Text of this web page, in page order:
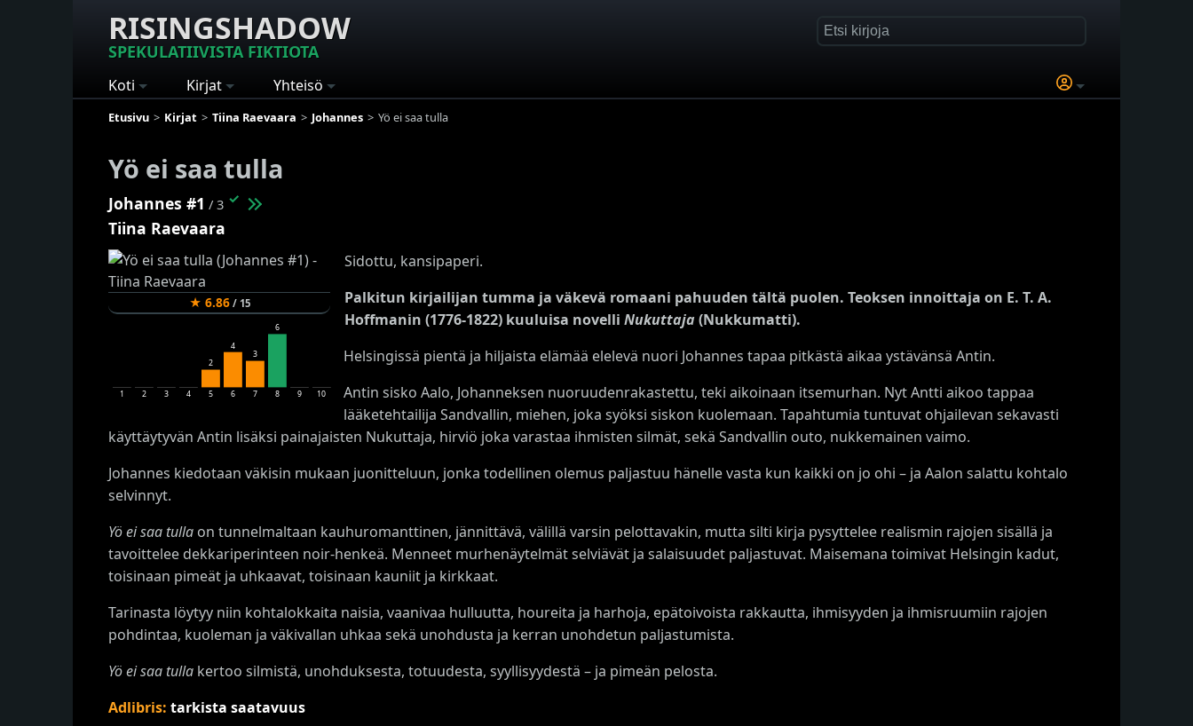
RISINGSHADOW
SPEKULATIIVISTA FIKTIOTA
Koti Kirjat Yhteisö
Etusivu Kirjat Tiina Raevaara Johannes Yö ei saa tulla
Yö ei saa tulla
Johannes #1 / 3 ✓
Tiina Raevaara
★ 6.86/ 15
1 2 3 4
2
5
4
6
3
7
6
8 9 10
Sidottu, kansipaperi.
Palkitun kirjailijan tumma ja väkevä romaani pahuuden tältä puolen. Teoksen innoittaja on E. T. A.
Hoffmanin (1776-1822) kuuluisa novelli Nukuttaja(Nukkumatti).
Helsingissä pientä ja hiljaista elämää elelevä nuori Johannes tapaa pitkästä aikaa ystävänsä Antin.
Antin sisko Aalo, Johanneksen nuoruudenrakastettu, teki aikoinaan itsemurhan. Nyt Antti aikoo tappaa
lääketehtailija Sandvallin, miehen, joka syöksi siskon kuolemaan. Tapahtumia tuntuvat ohjailevan sekavasti
käyttäytyvän Antin lisäksi painajaisten Nukuttaja, hirviö joka varastaa ihmisten silmät, sekä Sandvallin outo, nukkemainen vaimo.
Johannes kiedotaan väkisin mukaan juonitteluun, jonka todellinen olemus paljastuu hänelle vasta kun kaikki on jo ohi – ja Aalon salattu kohtalo
selvinnyt.
Yö ei saa tulla on tunnelmaltaan kauhuromanttinen, jännittävä, välillä varsin pelottavakin, mutta silti kirja pysyttelee realismin rajojen sisällä ja
tavoittelee dekkariperinteen noir-henkeä. Menneet murhenäytelmät selviävät ja salaisuudet paljastuvat. Maisemana toimivat Helsingin kadut,
toisinaan pimeät ja uhkaavat, toisinaan kauniit ja kirkkaat.
Tarinasta löytyy niin kohtalokkaita naisia, vaanivaa hulluutta, houreita ja harhoja, epätoivoista rakkautta, ihmisyyden ja ihmisruumiin rajojen
pohdintaa, kuoleman ja väkivallan uhkaa sekä unohdusta ja kerran unohdetun paljastumista.
Yö ei saa tulla kertoo silmistä, unohduksesta, totuudesta, syyllisyydestä – ja pimeän pelosta.
Adlibris: tarkista saatavuus